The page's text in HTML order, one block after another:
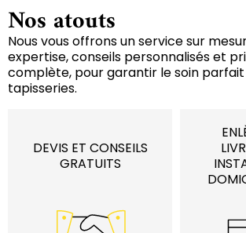
Nos atouts
Nous vous offrons un service sur
expertise, conseils personnalisés et
complète, pour garantir le soin
tapisseries.
DEVIS ET CONSEILS
GRATUITS